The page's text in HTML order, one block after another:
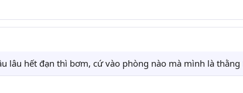
lâu hết đạn thì bơm, cứ vào phòng nào mà mình là